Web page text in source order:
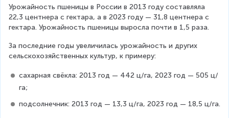
Урожайность пшеницы в России в 2013 году составляла
22,3 центнера с гектара, а в 2023 году — 31,8 центнера с
гектара. Урожайность пшеницы выросла почти в 1,5 раза.
За последние годы увеличилась урожайность и других
сельскохозяйственных культур, к примеру:
сахарная свёкла: 2013 год — 442 ц/га, 2023 год — 505 ц/
га;
подсолнечник: 2013 год — 13,3 ц/га, 2023 год — 18,5 ц/га.